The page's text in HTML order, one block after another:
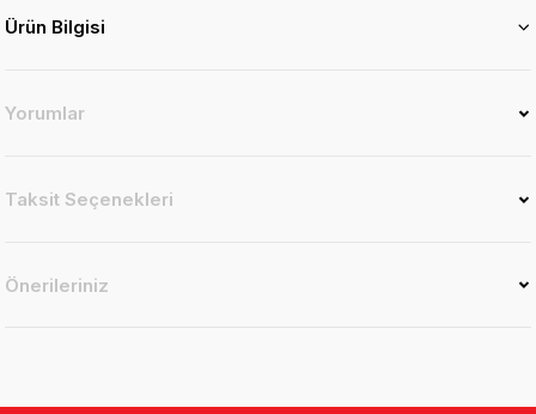
Ürün Bilgisi
Yorumlar
Taksit Seçenekleri
Önerileriniz